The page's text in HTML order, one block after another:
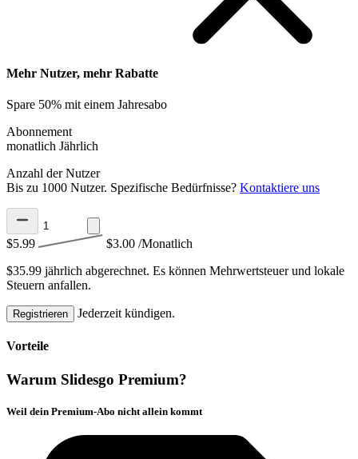
Mehr Nutzer, mehr Rabatte
Spare 50% mit einem Jahresabo
Abonnement
monatlich Jährlich
Anzahl der Nutzer
Bis zu 1000 Nutzer. Spezifische Bedürfnisse? Kontaktiere uns
$5.99 $3.00 /Monatlich
$35.99 jährlich abgerechnet. Es können Mehrwertsteuer und lokale
Steuern anfallen.
Registrieren Jederzeit kündigen.
Vorteile
Warum Slidesgo Premium?
Weil dein Premium-Abo nicht allein kommt